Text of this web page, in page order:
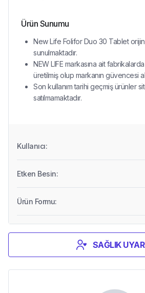
Ürün Sunumu
New Life Folifor Duo 30 Tablet
sunulmaktadır.
NEW LIFE markasına ait
üretilmiş olup markanın güvencesi
Son kullanım tarihi geçmiş ürünler
satılmamaktadır.
Kullanıcı:
Etken Besin:
Ürün Formu:
SAĞLIK